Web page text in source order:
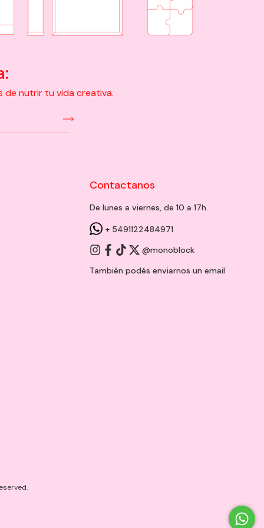
de nutrir tu vida creativa.
Contactanos
De lunes a viernes, de 10 a 17h.
+ 5491122484971
@monoblock
También podés enviarnos un email